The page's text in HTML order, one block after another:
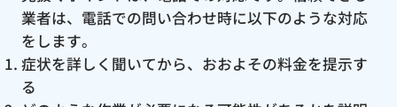
業者は、電話での問い合わせ時に以下のような対応
をします。
症状を詳しく聞いてから、おおよその料金を提示す
る